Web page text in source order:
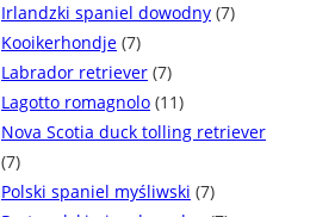
Irlandzki spaniel dowodny (7)
Kooikerhondje (7)
Labrador retriever (7)
Lagotto romagnolo (11)
Nova Scotia duck tolling retriever
(7)
Polski spaniel myśliwski (7)